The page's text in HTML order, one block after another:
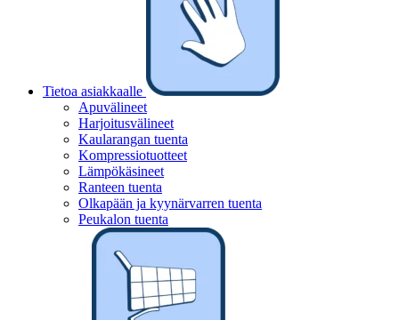
Tietoa asiakkaalle
Apuvälineet
Harjoitusvälineet
Kaularangan tuenta
Kompressiotuotteet
Lämpökäsineet
Ranteen tuenta
Olkapään ja kyynärvarren tuenta
Peukalon tuenta